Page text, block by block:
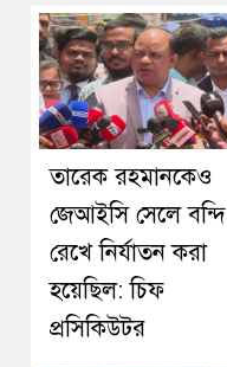
তারেক রহমানকেও
জেআইসি সেলে বন্দি
রেখে নির্যাতন করা
হয়েছিল: চিফ
প্রসিকিউটর